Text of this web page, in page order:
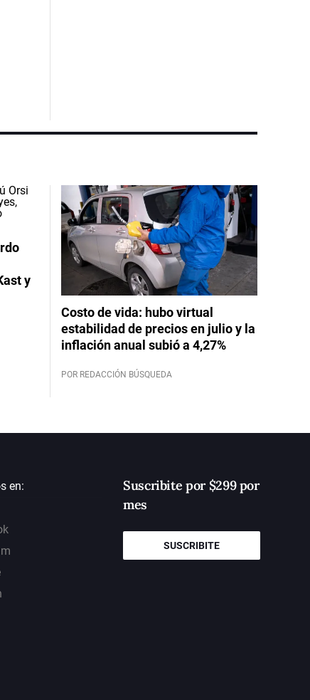
y
Costo de vida: hubo virtual
estabilidad de precios en julio y la
inflación anual subió a 4,27%
POR REDACCIÓN BÚSQUEDA
en:
Suscribite por $299 por
mes
SUSCRIBITE